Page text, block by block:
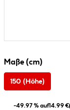
Maße (cm)
150 (Höhe)
-49.97 % auf14.99 €